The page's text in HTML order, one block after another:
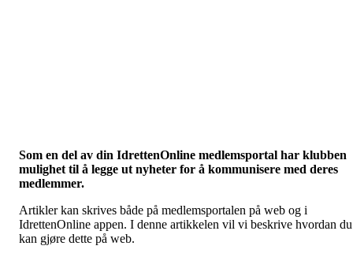
Som en del av din IdrettenOnline medlemsportal har klubben
mulighet til å legge ut nyheter for å kommunisere med deres
medlemmer.
Artikler kan skrives både på medlemsportalen på web og i
IdrettenOnline appen. I denne artikkelen vil vi beskrive hvordan du
kan gjøre dette på web.